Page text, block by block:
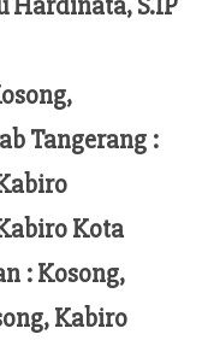
Tangerang :
Kota
: Kosong,
Kabiro